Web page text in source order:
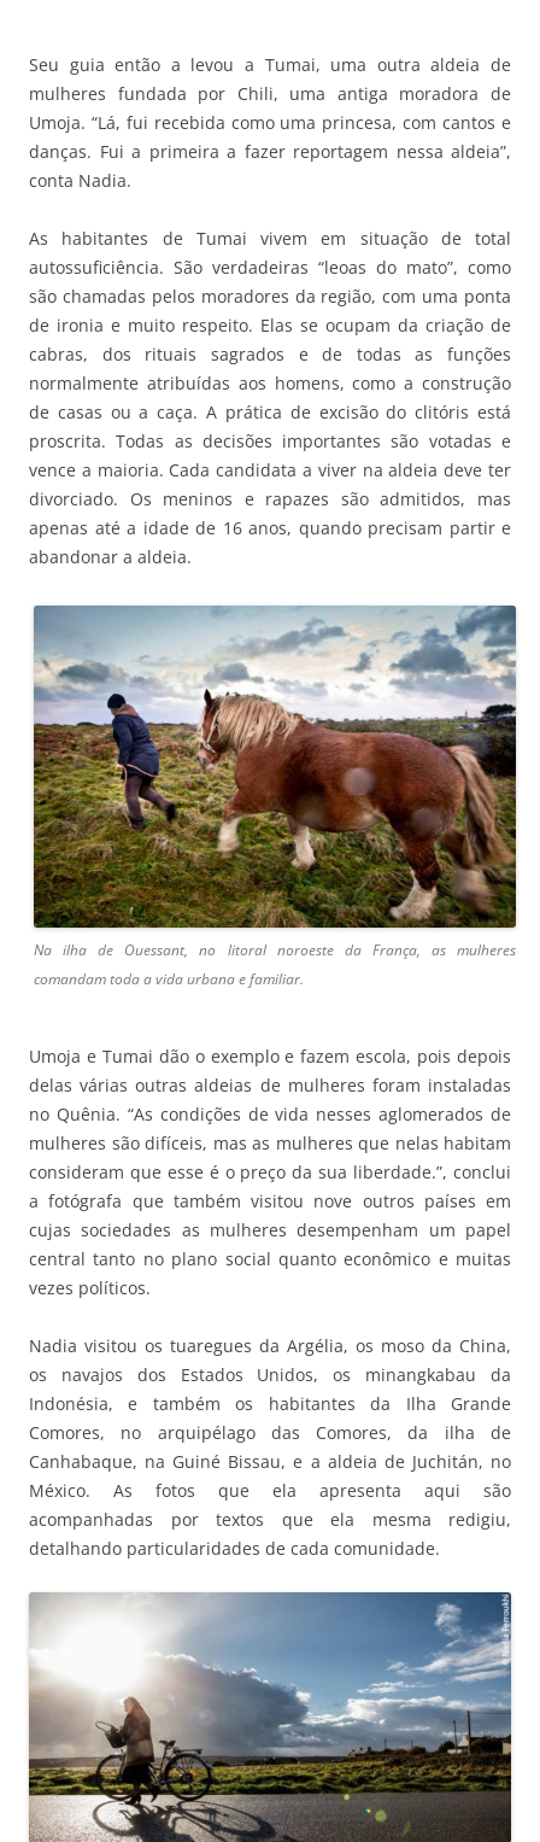
Seu guia então a levou a Tumai, uma outra aldeia de
mulheres fundada por Chili, uma antiga moradora de
Umoja. “Lá, fui recebida como uma princesa, com cantos e
danças. Fui a primeira a fazer reportagem nessa aldeia”,
conta Nadia.
As habitantes de Tumai vivem em situação de total
autossuficiência. São verdadeiras “leoas do mato”, como
são chamadas pelos moradores da região, com uma ponta
de ironia e muito respeito. Elas se ocupam da criação de
cabras, dos rituais sagrados e de todas as funções
normalmente atribuídas aos homens, como a construção
de casas ou a caça. A prática de excisão do clitóris está
proscrita. Todas as decisões importantes são votadas e
vence a maioria. Cada candidata a viver na aldeia deve ter
divorciado. Os meninos e rapazes são admitidos, mas
apenas até a idade de 16 anos, quando precisam partir e
abandonar a aldeia.
Na ilha de Ouessant, no litoral noroeste da França, as mulheres
comandam toda a vida urbana e familiar.
Umoja e Tumai dão o exemplo e fazem escola, pois depois
delas várias outras aldeias de mulheres foram instaladas
no Quênia. “As condições de vida nesses aglomerados de
mulheres são difíceis, mas as mulheres que nelas habitam
consideram que esse é o preço da sua liberdade.”, conclui
a fotógrafa que também visitou nove outros países em
cujas sociedades as mulheres desempenham um papel
central tanto no plano social quanto econômico e muitas
vezes políticos.
Nadia visitou os tuaregues da Argélia, os moso da China,
os navajos dos Estados Unidos, os minangkabau da
Indonésia, e também os habitantes da Ilha Grande
Comores, no arquipélago das Comores, da ilha de
Canhabaque, na Guiné Bissau, e a aldeia de Juchitán, no
México. As fotos que ela apresenta aqui são
acompanhadas por textos que ela mesma redigiu,
detalhando particularidades de cada comunidade.